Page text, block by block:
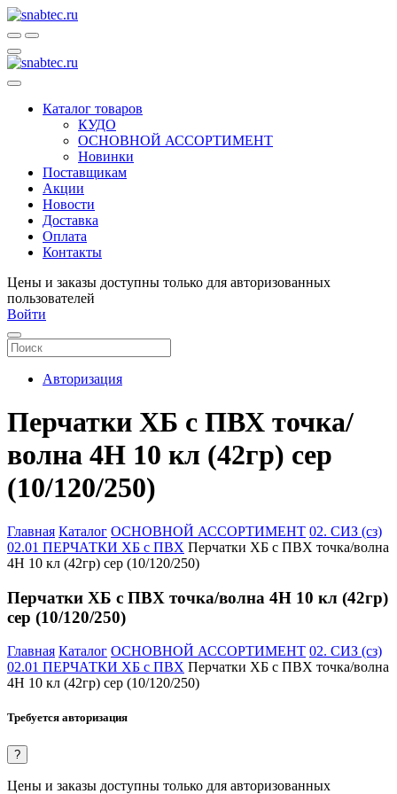
Каталог товаров
КУДО
ОСНОВНОЙ АССОРТИМЕНТ
Новинки
Поставщикам
Акции
Новости
Доставка
Оплата
Контакты
Цены и заказы доступны только для авторизованных
пользователей
Войти
Авторизация
Перчатки ХБ с ПВХ точка/
волна 4Н 10 кл (42гр) сер
(10/120/250)
Главная Каталог ОСНОВНОЙ АССОРТИМЕНТ 02. СИЗ (сз)
02.01 ПЕРЧАТКИ ХБ с ПВХ Перчатки ХБ с ПВХ точка/волна
4Н 10 кл (42гр) сер (10/120/250)
Перчатки ХБ с ПВХ точка/волна 4Н 10 кл (42гр)
сер (10/120/250)
Главная Каталог ОСНОВНОЙ АССОРТИМЕНТ 02. СИЗ (сз)
02.01 ПЕРЧАТКИ ХБ с ПВХ Перчатки ХБ с ПВХ точка/волна
4Н 10 кл (42гр) сер (10/120/250)
Требуется авторизация
?
Цены и заказы доступны только для авторизованных